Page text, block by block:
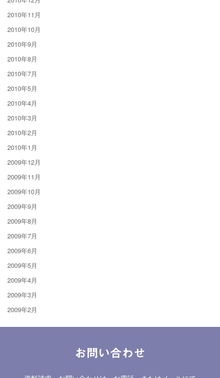
2010年11月
2010年10月
2010年9月
2010年8月
2010年7月
2010年5月
2010年4月
2010年3月
2010年2月
2010年1月
2009年12月
2009年11月
2009年10月
2009年9月
2009年8月
2009年7月
2009年6月
2009年5月
2009年4月
2009年3月
2009年2月
お問い合わせ